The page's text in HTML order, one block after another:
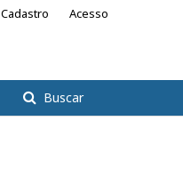
Buscar
Cadastro Acesso